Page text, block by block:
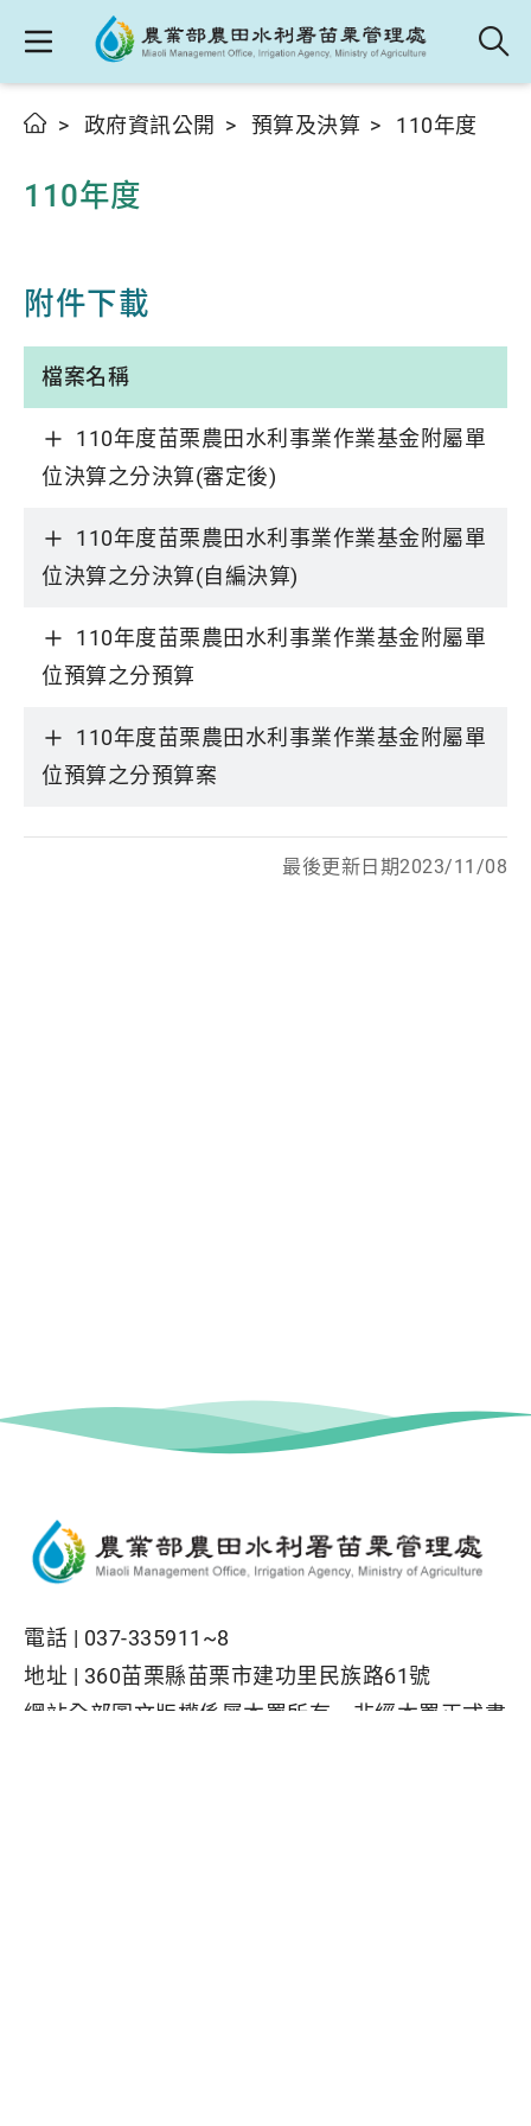
政府資訊公開 預算及決算 110年度
110年度
附件下載
檔案名稱
110年度苗栗農田水利事業作業基金附屬單
位決算之分決算(審定後)
110年度苗栗農田水利事業作業基金附屬單
位決算之分決算(自編決算)
110年度苗栗農田水利事業作業基金附屬單
位預算之分預算
110年度苗栗農田水利事業作業基金附屬單
位預算之分預算案
最後更新日期2023/11/08
電話 | 037-335911~8
地址 | 360苗栗縣苗栗市建功里民族路61號
網站全部圖文版權係屬本署所有，非經本署正式書